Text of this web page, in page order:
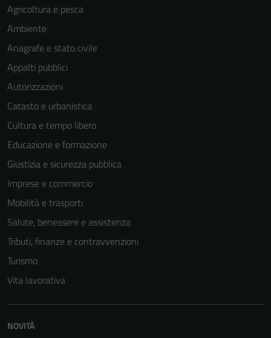
Agricoltura e pesca
Ambiente
Anagrafe e stato civile
Appalti pubblici
Autorizzazioni
Catasto e urbanistica
Cultura e tempo libero
Educazione e formazione
Giustizia e sicurezza pubblica
Imprese e commercio
Mobilità e trasporti
Salute, benessere e assistenza
Tributi, finanze e contravvenzioni
Turismo
Vita lavorativa
NOVITÀ